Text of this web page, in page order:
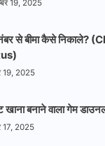
19, 2025
नंबर से बीमा कैसे
19, 2025
खाना बनाने वाला गेम
17, 2025